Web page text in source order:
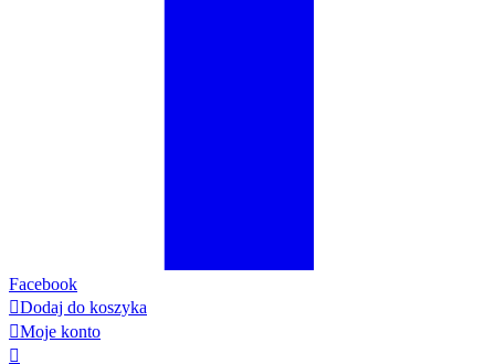
Facebook
Dodaj do koszyka
Moje konto
